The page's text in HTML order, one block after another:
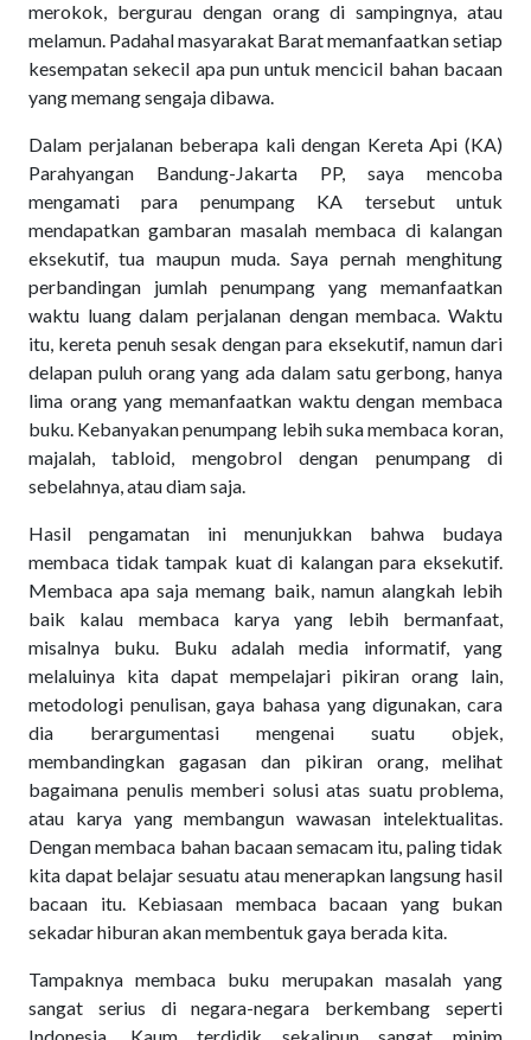
merokok, bergurau dengan orang di sampingnya, atau
melamun. Padahal masyarakat Barat memanfaatkan setiap
kesempatan sekecil apa pun untuk mencicil bahan bacaan
yang memang sengaja dibawa.
Dalam perjalanan beberapa kali dengan Kereta Api (KA)
Parahyangan Bandung-Jakarta PP, saya mencoba
mengamati para penumpang KA tersebut untuk
mendapatkan gambaran masalah membaca di kalangan
eksekutif, tua maupun muda. Saya pernah menghitung
perbandingan jumlah penumpang yang memanfaatkan
waktu luang dalam perjalanan dengan membaca. Waktu
itu, kereta penuh sesak dengan para eksekutif, namun dari
delapan puluh orang yang ada dalam satu gerbong, hanya
lima orang yang memanfaatkan waktu dengan membaca
buku. Kebanyakan penumpang lebih suka membaca koran,
majalah, tabloid, mengobrol dengan penumpang di
sebelahnya, atau diam saja.
Hasil pengamatan ini menunjukkan bahwa budaya
membaca tidak tampak kuat di kalangan para eksekutif.
Membaca apa saja memang baik, namun alangkah lebih
baik kalau membaca karya yang lebih bermanfaat,
misalnya buku. Buku adalah media informatif, yang
melaluinya kita dapat mempelajari pikiran orang lain,
metodologi penulisan, gaya bahasa yang digunakan, cara
dia berargumentasi mengenai suatu objek,
membandingkan gagasan dan pikiran orang, melihat
bagaimana penulis memberi solusi atas suatu problema,
atau karya yang membangun wawasan intelektualitas.
Dengan membaca bahan bacaan semacam itu, paling tidak
kita dapat belajar sesuatu atau menerapkan langsung hasil
bacaan itu. Kebiasaan membaca bacaan yang bukan
sekadar hiburan akan membentuk gaya berada kita.
Tampaknya membaca buku merupakan masalah yang
sangat serius di negara-negara berkembang seperti